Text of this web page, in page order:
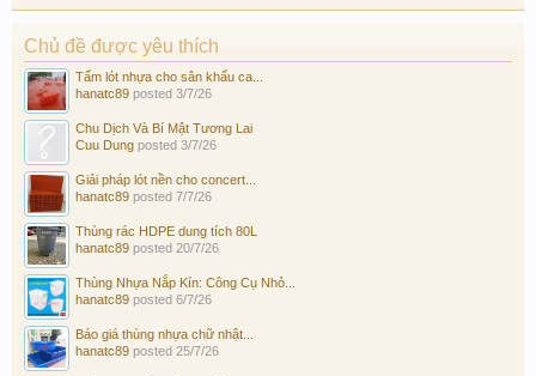
Chủ đề được yêu thích
Tấm lót nhựa cho sân khấu ca...
hanatc89 posted 3/7/26
Chu Dịch Và Bí Mật Tương Lai
Cuu Dung posted 3/7/26
Giải pháp lót nền cho concert...
hanatc89 posted 7/7/26
Thùng rác HDPE dung tích 80L
hanatc89 posted 20/7/26
Thùng Nhựa Nắp Kín: Công Cụ Nhỏ...
hanatc89 posted 6/7/26
Báo giá thùng nhựa chữ nhật...
hanatc89 posted 25/7/26